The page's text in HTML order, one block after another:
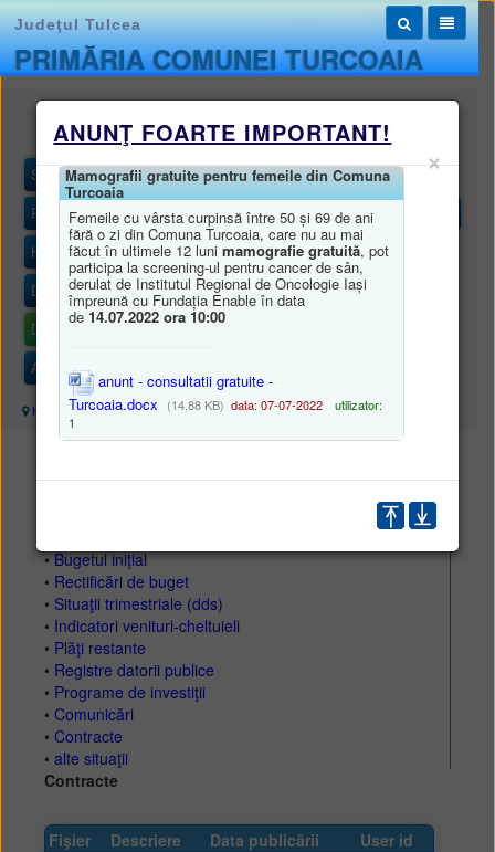
Judeţul Tulcea
PRIMĂRIA COMUNEI TURCOAIA
Monitorul oficial local
STATUTUL UNITĂȚII ADMINISTRATIV-TERITORIALE
REGULAMENTELE PRIVIND PROCEDURILE ADMINISTRATIVE
HOTĂRÂRILE AUTORITĂȚII DELIBERATIVE
DISPOZIȚIILE AUTORITĂȚII EXECUTIVE
DOCUMENTE ȘI INFORMAȚII FINANCIARE
ALTE DOCUMENTE
Harta site/Monitorul oficial local /DOCUMENTE ȘI INFORMAȚII FINANCIARE
•Bugetul iniţial
• Rectificări de buget
• Situaţii trimestriale (dds)
• Indicatori venituri-cheltuieli
• Plăţi restante
• Registre datorii publice
• Programe de investiţii
• Comunicări
• Contracte
• alte situaţii
Contracte
Fişier Descriere Data publicării User id
ANUNŢ FOARTE IMPORTANT!
×
Mamografii gratuite pentru femeile din Comuna
Turcoaia
Femeile cu vârsta curpinsă între 50 și 69 de ani
fără o zi din Comuna Turcoaia, care nu au mai
făcut în ultimele 12 lunimamografie gratuită, pot
participa la screening-ul pentru cancer de sân,
derulat de Institutul Regional de Oncologie Iași
împreună cu Fundația Enable în data
de14.07.2022 ora 10:00
anunt - consultatii gratuite -
Turcoaia.docx
(14,88 KB) data: 07-07-2022
utilizator:
1